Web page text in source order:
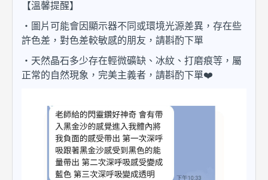
【溫馨提醒】
・圖片可能會因顯示器不同或環境光源差異，存在些
許色差，對色差較敏感的朋友，請斟酌下單
・天然晶石多少存在輕微礦缺、冰紋、打磨痕等，屬
正常的自然現象，完美主義者，請斟酌下單❤️